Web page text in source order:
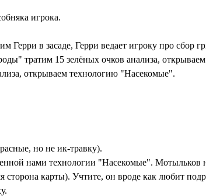
игрока.
в засаде, Герри ведает игроку про сбор
тратим 15 зелёных очков анализа,
открываем технологию "Насекомые".
но не ик-травку).
нами технологии "Насекомые". Мотыльков
карты). Учтите, он вроде как любит